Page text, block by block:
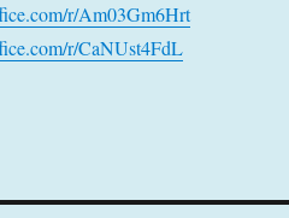
r/Am03Gm6Hrt
r/CaNUst4FdL